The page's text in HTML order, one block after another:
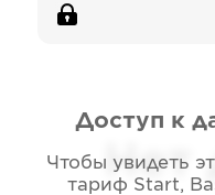
Нет
Доступ к
Чтобы увидеть
тариф Start,